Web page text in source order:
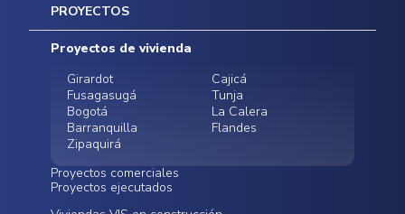
Inicio
Mapa del sitio
Postventas
Contratación Directa
Noticias
PROYECTOS
Proyectos de vivienda
Girardot
Cajicá
Fusagasugá
Tunja
Bogotá
La Calera
Barranquilla
Flandes
Zipaquirá
Proyectos comerciales
Proyectos ejecutados